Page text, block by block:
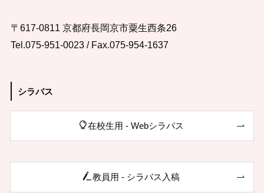
〒617-0811 京都府長岡京市粟生西条26
Tel.075-951-0023 / Fax.075-954-1637
シラバス
在校生用 - Webシラバス
教員用 - シラバス入稿